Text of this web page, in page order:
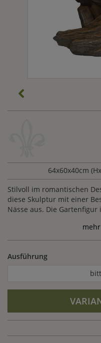
64x60x40cm
Stilvoll im romantischen
diese Skulptur mit einer
Nässe aus. Die
Ausführung